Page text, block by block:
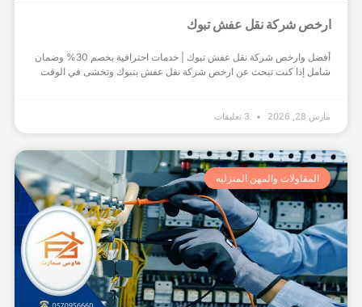
ارخص شركة نقل عفش تبوك
أفضل وارخص شركة نقل عفش تبوك | خدمات احترافية بخصم 30% وضمان
شامل إذا كنت تبحث عن ارخص شركة نقل عفش بتبوك وتخشى في الوقت
مارس 28, 2026
المقاولات والمهن المنزليه